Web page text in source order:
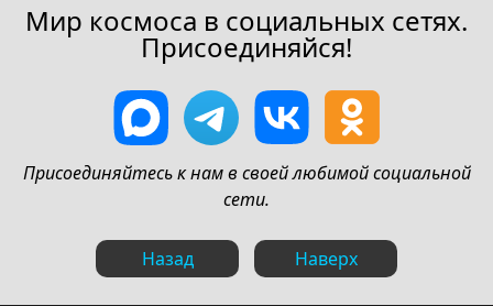
Мир космоса в социальных сетях.
Присоединяйся!
Присоединяйтесь к нам в своей любимой социальной
сети.
Назад Наверх